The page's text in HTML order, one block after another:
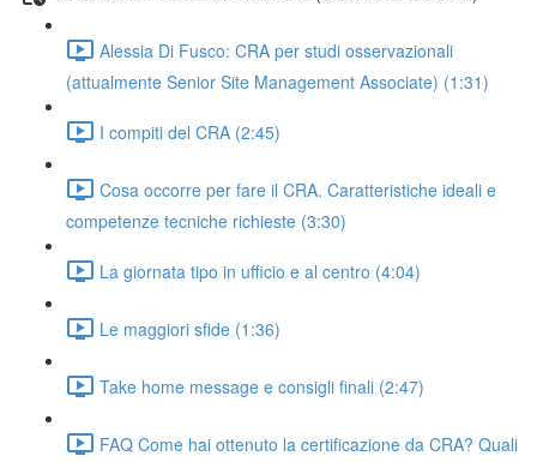
Alessia Di Fusco: CRA per studi osservazionali
(attualmente Senior Site Management Associate) (1:31)
I compiti del CRA (2:45)
Cosa occorre per fare il CRA. Caratteristiche ideali e
competenze tecniche richieste (3:30)
La giornata tipo in ufficio e al centro (4:04)
Le maggiori sfide (1:36)
Take home message e consigli finali (2:47)
FAQ Come hai ottenuto la certificazione da CRA? Quali